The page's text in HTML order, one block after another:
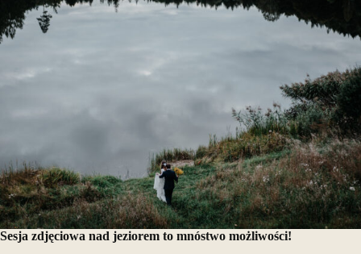
Sesja zdjęciowa nad jeziorem to mnóstwo możliwości!